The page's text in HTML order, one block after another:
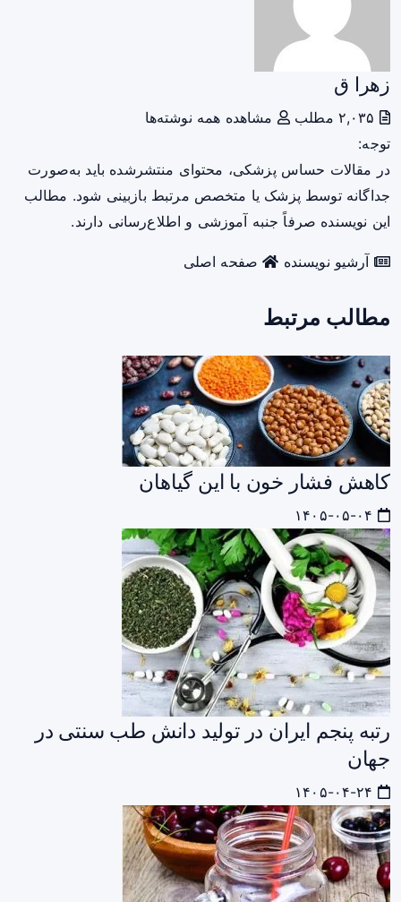
زهرا ق
مشاهده همه نوشته‌ها
توجه:
در مقالات حساس پزشکی، محتوای منتشرشده باید به‌صورت
جداگانه توسط پزشک یا متخصص مرتبط بازبینی شود. مطالب
این نویسنده صرفاً جنبه آموزشی و اطلاع‌رسانی دارند.
آرشیو نویسنده صفحه اصلی
مطالب مرتبط
کاهش فشار خون با این گیاهان
رتبه پنجم ایران در تولید دانش طب سنتی در
جهان